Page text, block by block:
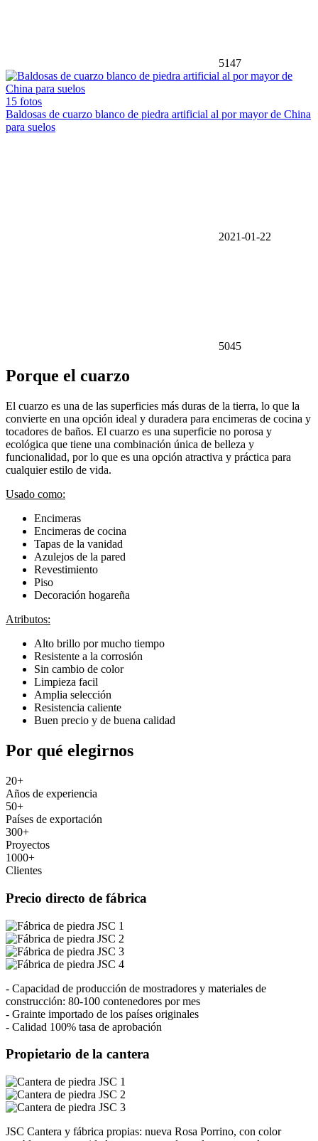
5147
15 fotos
Baldosas de cuarzo blanco de piedra artificial al por mayor de China
para suelos
2021-01-22
5045
Porque el cuarzo
El cuarzo es una de las superficies más duras de la tierra, lo que la
convierte en una opción ideal y duradera para encimeras de cocina y
tocadores de baños. El cuarzo es una superficie no porosa y
ecológica que tiene una combinación única de belleza y
funcionalidad, por lo que es una opción atractiva y práctica para
cualquier estilo de vida.
Usado como:
Encimeras
Encimeras de cocina
Tapas de la vanidad
Azulejos de la pared
Revestimiento
Piso
Decoración hogareña
Atributos:
Alto brillo por mucho tiempo
Resistente a la corrosión
Sin cambio de color
Limpieza facil
Amplia selección
Resistencia caliente
Buen precio y de buena calidad
Por qué elegirnos
20+
Años de experiencia
50+
Países de exportación
300+
Proyectos
1000+
Clientes
Precio directo de fábrica
- Capacidad de producción de mostradores y materiales de
construcción: 80-100 contenedores por mes
- Grainte importado de los países originales
- Calidad 100% tasa de aprobación
Propietario de la cantera
JSC Cantera y fábrica propias: nueva Rosa Porrino, con color